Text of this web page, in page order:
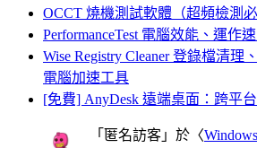
OCCT 燒機測試軟體（超頻檢測必
PerformanceTest 電腦效能、運作
Wise Registry Cleaner 登錄檔清理
電腦加速工具
[免費] AnyDesk 遠端桌面：跨平
「 匿名訪客 」於〈